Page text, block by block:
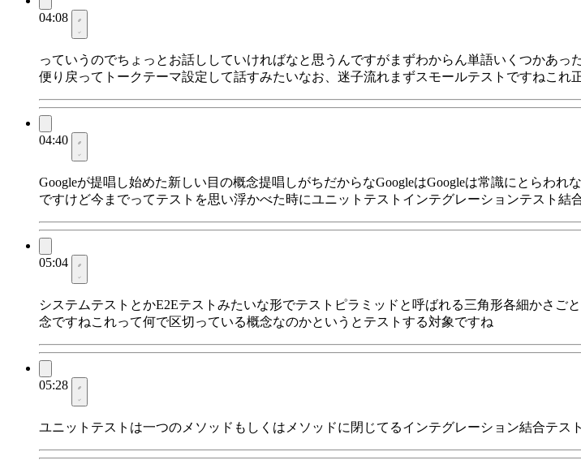
04:08
っていうのでちょっとお話ししていければなと思うんですがまずわからん単語いくつかあ
便り戻ってトークテーマ設定して話すみたいなお、迷子流れまずスモールテストですねこ
04:40
Googleが提唱し始めた新しい目の概念提唱しがちだからなGoogleはGoogleは常識にとらわ
ですけど今までってテストを思い浮かべた時にユニットテストインテグレーションテスト結
05:04
システムテストとかE2Eテストみたいな形でテストピラミッドと呼ばれる三角形各細かさ
念ですねこれって何で区切っている概念なのかというとテストする対象ですね
05:28
ユニットテストは一つのメソッドもしくはメソッドに閉じてるインテグレーション結合テス